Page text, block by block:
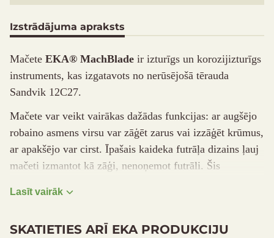
Izstrādājuma apraksts
MačeteEKA® MachBlade ir izturīgs un korozijizturīgs
instruments, kas izgatavots no nerūsējošā tērauda
Sandvik 12C27.
Mačete var veikt vairākas dažādas funkcijas: ar augšējo
robaino asmens virsu var zāģēt zarus vai izzāģēt krūmus,
ar apakšējo var cirst. Īpašais kaideka futrāļa dizains ļauj
mačeti izmantot kā zāģi, nenoņemot futrāli. Šis
Tas ir neaizstājams ceļabiedrs mežā vai pārgājienā.
Asmens materiāls: nerūsējošais tērauds Sandvik
Lasīt vairāk
SKATIETIES ARĪ EKA PRODUKCIJU